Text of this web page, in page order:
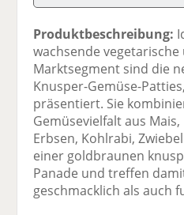
Produktbeschreibung:
wachsende
Marktsegment sind die
Knusper-Gemüse-
präsentiert. Sie
Gemüsevielfalt aus
Erbsen, Kohlrabi,
einer goldbraunen
Panade und treffen
geschmacklich als auch